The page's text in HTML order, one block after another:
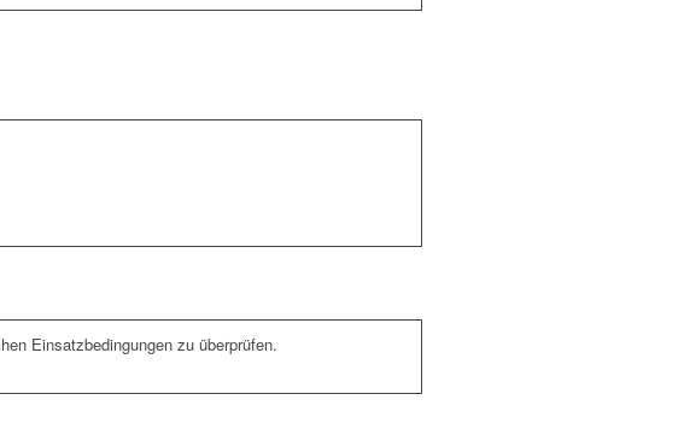
Einsatzbedingungen zu überprüfen.